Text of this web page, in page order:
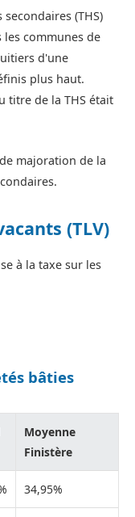
(THS)
communes de
d'une
plus haut.
titre de la THS était
majoration de la
(TLV)
à la taxe sur les
bâties
Moyenne
Finistère
34,95%